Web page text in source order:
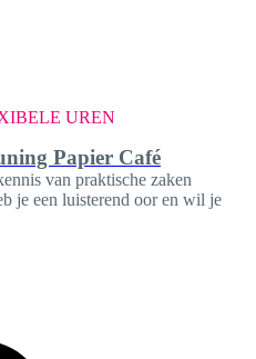
UREN
Papier Café
van praktische zaken
je een luisterend oor en wil je